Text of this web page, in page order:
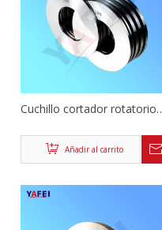
Cuchillo cortador rotatorio
hoja de acero al silicio
Añadir al carrito